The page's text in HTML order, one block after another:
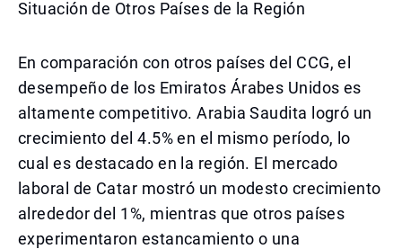
Situación de Otros Países de la Región
En comparación con otros países del CCG, el
desempeño de los Emiratos Árabes Unidos es
altamente competitivo. Arabia Saudita logró un
crecimiento del 4.5% en el mismo período, lo
cual es destacado en la región. El mercado
laboral de Catar mostró un modesto crecimiento
alrededor del 1%, mientras que otros países
experimentaron estancamiento o una